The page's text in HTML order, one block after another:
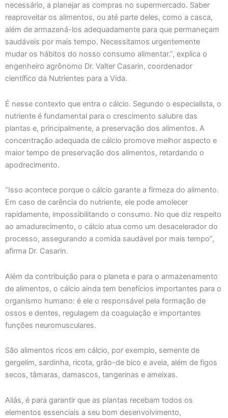
necessário, a planejar as compras no supermercado. Saber
reaproveitar os alimentos, ou até parte deles, como a casca,
além de armazená-los adequadamente para que permaneçam
saudáveis por mais tempo. Necessitamos urgentemente
mudar os hábitos do nosso consumo alimentar.”, explica o
engenheiro agrônomo Dr. Valter Casarin, coordenador
científico da Nutrientes para a Vida.
É nesse contexto que entra o cálcio. Segundo o especialista, o
nutriente é fundamental para o crescimento salubre das
plantas e, principalmente, a preservação dos alimentos. A
concentração adequada de cálcio promove melhor aspecto e
maior tempo de preservação dos alimentos, retardando o
apodrecimento.
“Isso acontece porque o cálcio garante a firmeza do alimento.
Em caso de carência do nutriente, ele pode amolecer
rapidamente, impossibilitando o consumo. No que diz respeito
ao amadurecimento, o cálcio atua como um desacelerador do
processo, assegurando a comida saudável por mais tempo”,
afirma Dr. Casarin.
Além da contribuição para o planeta e para o armazenamento
de alimentos, o cálcio ainda tem benefícios importantes para o
organismo humano: é ele o responsável pela formação de
ossos e dentes, regulagem da coagulação e importantes
funções neuromusculares.
São alimentos ricos em cálcio, por exemplo, semente de
gergelim, sardinha, ricota, grão-de bico e aveia, além de figos
secos, tâmaras, damascos, tangerinas e ameixas.
Aliás, é para garantir que as plantas recebam todos os
elementos essenciais a seu bom desenvolvimento,